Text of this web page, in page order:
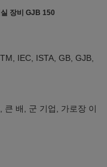
장비 GJB 150
IEC, ISTA, GB, GJB,
큰 배, 군 기업, 가로장 이